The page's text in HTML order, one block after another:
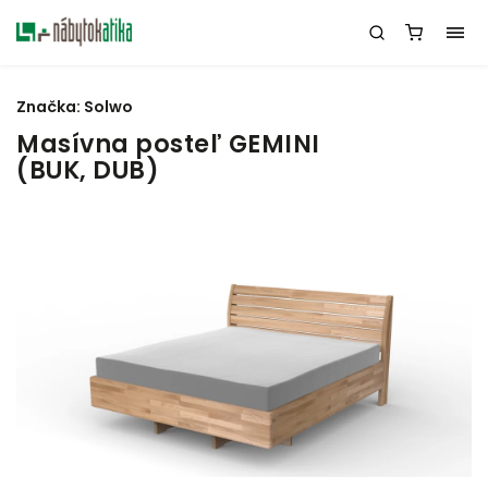
Masívna posteľ GEMINI
(BUK, DUB)
Značka: Solwo